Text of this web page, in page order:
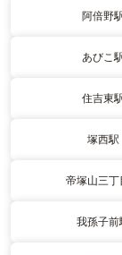
阿倍野
あびこ
住吉東
塚西駅
帝塚山三丁
我孫子前